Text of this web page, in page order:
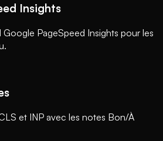
Insights
PageSpeed Insights pour les
et INP avec les notes Bon/À